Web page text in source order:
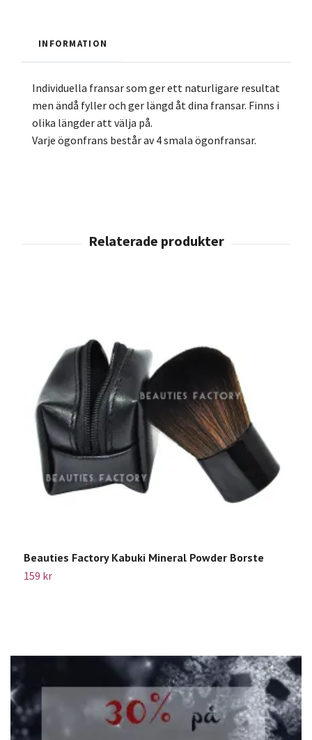
INFORMATION
Individuella fransar som ger ett naturligare resultat
men ändå fyller och ger längd åt dina fransar. Finns i
olika längder att välja på.
Varje ögonfrans består av 4 smala ögonfransar.
Beauties Factory Kabuki Mineral Powder Borste
159 kr